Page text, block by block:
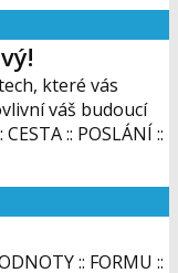
které vás
váš budoucí
:: POSLÁNÍ ::
:: FORMU ::